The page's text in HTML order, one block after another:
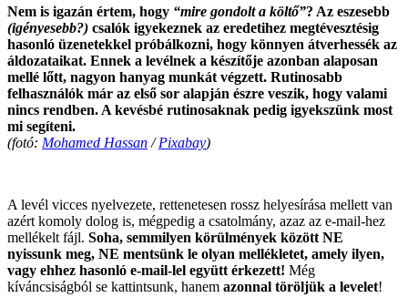
Nem is igazán értem, hogy “mire gondolt a költő”? Az eszesebb
(igényesebb?) csalók igyekeznek az eredetihez megtévesztésig
hasonló üzenetekkel próbálkozni, hogy könnyen átverhessék az
áldozataikat. Ennek a levélnek a készítője azonban alaposan
mellé lőtt, nagyon hanyag munkát végzett. Rutinosabb
felhasználók már az első sor alapján észre veszik, hogy valami
nincs rendben. A kevésbé rutinosaknak pedig igyekszünk most
mi segíteni.
(fotó: Mohamed Hassan /Pixabay)
A levél vicces nyelvezete, rettenetesen rossz helyesírása mellett van
azért komoly dolog is, mégpedig a csatolmány, azaz az e-mail-hez
mellékelt fájl. Soha, semmilyen körülmények között NE
nyissunk meg, NE mentsünk le olyan mellékletet, amely ilyen,
vagy ehhez hasonló e-mail-lel együtt érkezett! Még
kíváncsiságból se kattintsunk, hanem azonnal töröljük a levelet!